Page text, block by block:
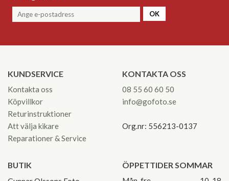
OK
KUNDSERVICE
Kontakta oss
Köpvillkor
Returinstruktioner
Att välja kikare
Reparationer & Service
KONTAKTA OSS
08 55 60 60 50
info@gofoto.se
Org.nr: 556213-0137
BUTIK ÖPPETTIDER SOMMAR